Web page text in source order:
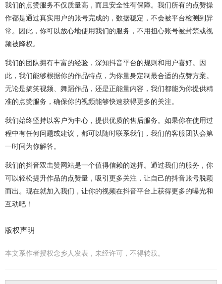
我们的点赞服务不仅质量高，而且安全性有保障。我们所有的点赞操
作都是通过真实用户的账号完成的，数据稳定，不会被平台检测到异
常。因此，你可以放心地使用我们的服务，不用担心账号被封禁或视
频被降权。
我们的团队拥有丰富的经验，深知抖音平台的规则和用户喜好。因
此，我们能够根据你的作品特点，为你量身定制最合适的点赞方案。
无论是搞笑视频、舞蹈作品，还是正能量内容，我们都能为你提供精
准的点赞服务，确保你的视频能够快速获得更多的关注。
我们始终坚持以客户为中心，提供优质的售后服务。如果你在使用过
程中有任何问题或建议，都可以随时联系我们，我们的客服团队会第
一时间为你解答。
我们的抖音双击赞网站是一个值得信赖的选择。通过我们的服务，你
可以轻松提升作品的点赞量，吸引更多关注，让自己的抖音账号脱颖
而出。现在就加入我们，让你的视频在抖音平台上获得更多的曝光和
互动吧！
版权声明
本文系作者授权念乡人发表，未经许可，不得转载。